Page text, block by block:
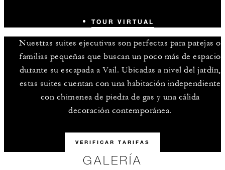
TOUR VIRTUAL
Nuestras suites ejecutivas son perfectas para parejas o
familias pequeñas que buscan un poco más de espacio
durante su escapada a Vail. Ubicadas a nivel del jardín,
estas suites cuentan con una habitación independiente
con chimenea de piedra de gas y una cálida
decoración contemporánea.
VERIFICAR TARIFAS
GALERÍA